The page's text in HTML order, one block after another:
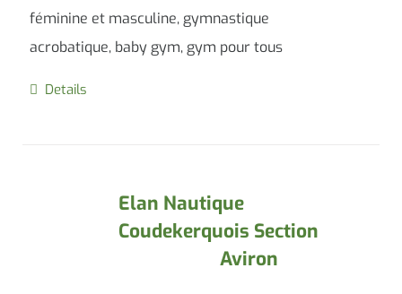
féminine et masculine, gymnastique
acrobatique, baby gym, gym pour tous
Details
Elan Nautique
Coudekerquois Section
Aviron